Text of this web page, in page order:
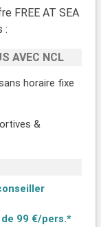
FREE AT SEA
:
AVEC NCL
horaire fixe
&
99 €/pers.*